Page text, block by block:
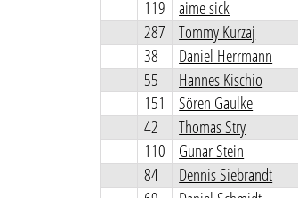
119
aime sick
287
Tommy Kurzaj
38
Daniel Herrmann
55
Hannes Kischio
151
Sören Gaulke
42
Thomas Stry
110
Gunar Stein
84
Dennis Siebrandt